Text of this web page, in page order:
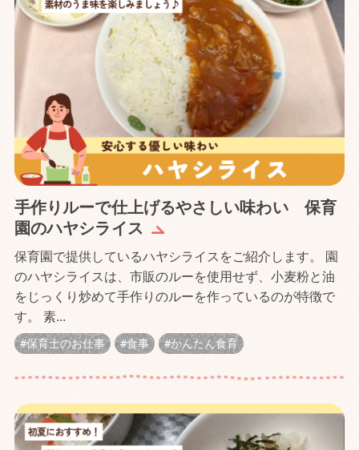
手作りルーで仕上げるやさしい味わい 保育
園のハヤシライス
保育園で提供しているハヤシライスをご紹介します。 園
のハヤシライスは、市販のルーを使用せず、小麦粉と油
をじっくり炒めて手作りのルーを作っているのが特徴で
す。 素...
保育士のお仕事 食事 かんたん食育